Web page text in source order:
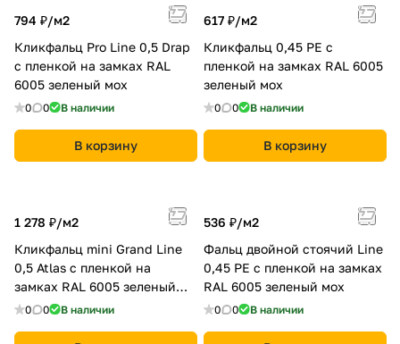
794 ₽/м2
Кликфальц Pro Line 0,5 Drap
с пленкой на замках RAL
6005 зеленый мох
0 0 В наличии
В корзину
617 ₽/м2
Кликфальц 0,45 PE с
пленкой на замках RAL 6005
зеленый мох
0 0 В наличии
В корзину
1 278 ₽/м2
Кликфальц mini Grand Line
0,5 Atlas с пленкой на
замках RAL 6005 зеленый
мох
0 0 В наличии
536 ₽/м2
Фальц двойной стоячий Line
0,45 PE с пленкой на замках
RAL 6005 зеленый мох
0 0 В наличии